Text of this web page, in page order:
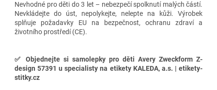
Nevhodné pro děti do 3 let – nebezpečí spolknutí malých částí.
Nevkládejte do úst, nepolykejte, nelepte na kůži. Výrobek
splňuje požadavky EU na bezpečnost, ochranu zdraví a
životního prostředí (CE).
✅ Objednejte si samolepky pro děti Avery Zweckform Z-
design 57391 u specialisty na etikety KALEDA, a.s. | etikety-
stitky.cz